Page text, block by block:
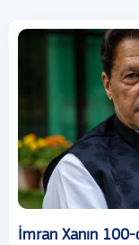
İmran Xanın